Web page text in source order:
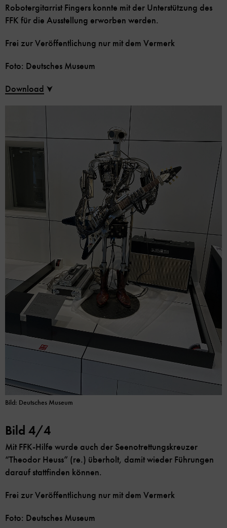
Bild: Deutsches Museum
Robotergitarrist Fingers konnte mit der Unterstützung des
FFK für die Ausstellung erworben werden.
Frei zur Veröffentlichung nur mit dem Vermerk
Foto: Deutsches Museum
Download
Bild 4/4
Mit FFK-Hilfe wurde auch der Seenotrettungskreuzer
“Theodor Heuss” (re.) überholt, damit wieder Führungen
darauf stattfinden können.
Frei zur Veröffentlichung nur mit dem Vermerk
Foto: Deutsches Museum